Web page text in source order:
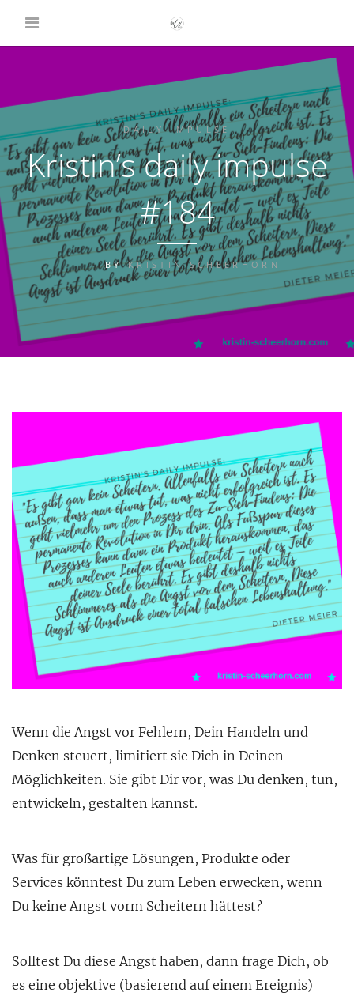
DAILY IMPULSE
Kristin’s daily impulse
#184
BYKRISTIN SCHEERHORN
Wenn die Angst vor Fehlern, Dein Handeln und
Denken steuert, limitiert sie Dich in Deinen
Möglichkeiten. Sie gibt Dir vor, was Du denken, tun,
entwickeln, gestalten kannst.
Was für großartige Lösungen, Produkte oder
Services könntest Du zum Leben erwecken, wenn
Du keine Angst vorm Scheitern hättest?
Solltest Du diese Angst haben, dann frage Dich, ob
es eine objektive (basierend auf einem Ereignis)